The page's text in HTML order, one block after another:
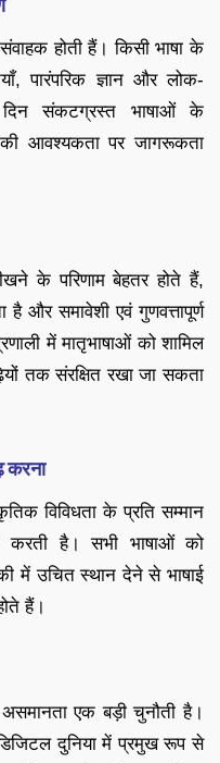
होती हैं। किसी भाषा के
पारंपरिक ज्ञान और लोक-
दिन संकटग्रस्त भाषाओं के
की आवश्यकता पर जागरूकता
के परिणाम बेहतर होते हैं,
है और समावेशी एवं गुणवत्तापूर्ण
में मातृभाषाओं को शामिल
तक संरक्षित रखा जा सकता
करना
विविधता के प्रति सम्मान
करती है। सभी भाषाओं को
में उचित स्थान देने से भाषाई
हैं।
एक बड़ी चुनौती है।
दुनिया में प्रमुख रूप से